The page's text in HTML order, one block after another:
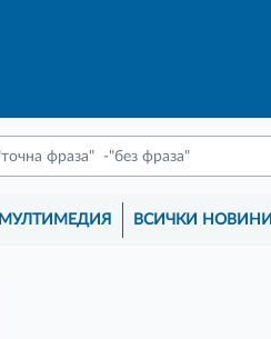
МУЛТИМЕДИЯ ВСИЧКИ НОВИНИ